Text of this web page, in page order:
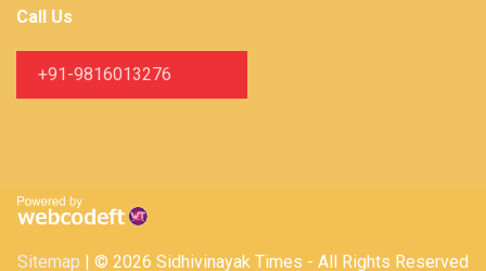
Call Us
+91-9816013276
Sitemap | © 2026 Sidhivinayak Times - All Rights Reserved